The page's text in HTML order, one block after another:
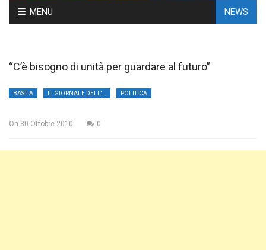
Skip
to
MENU NEWS
“C’è bisogno di unità per guardare al futuro”
BASTIA POLITICA
On 30 Ottobre 2010 0